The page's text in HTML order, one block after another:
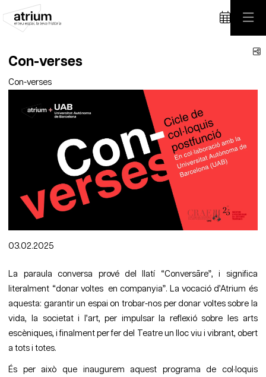
Con-verses
Con-verses
03.02.2025
La paraula conversa prové del llatí “Conversāre”, i significa
literalment “donar voltes en companyia”. La vocació d’Atrium és
aquesta: garantir un espai on trobar-nos per donar voltes sobre la
vida, la societat i l’art, per impulsar la reflexió sobre les arts
escèniques, i finalment per fer del Teatre un lloc viu i vibrant, obert
a tots i totes.
És per això que inaugurem aquest programa de col·loquis